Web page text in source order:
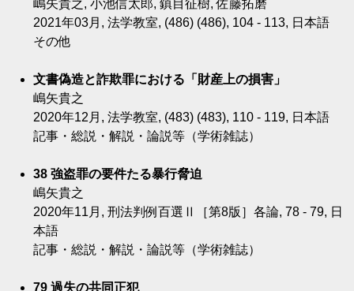
嶋矢貴之, 小池信太郎, 鎮目征樹, 佐藤拓磨
2021年03月, 法学教室, (486) (486), 104 - 113, 日本語
その他
文書偽造と詐欺罪における「財産上の損害」
嶋矢貴之
2020年12月, 法学教室, (483) (483), 110 - 119, 日本語
記事・総説・解説・論説等（学術雑誌）
38 強盗罪の要件たる暴行脅迫
嶋矢貴之
2020年11月, 刑法判例百選Ⅱ［第8版］各論, 78 - 79, 日
本語
記事・総説・解説・論説等（学術雑誌）
79 過失の共同正犯